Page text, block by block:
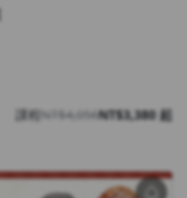
課程NT$4,056NT$3,380 起